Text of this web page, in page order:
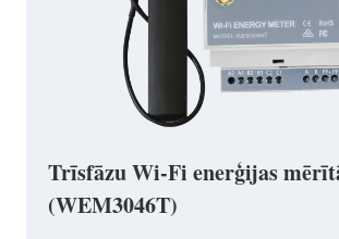
Trīsfāzu Wi-Fi enerģijas
(WEM3046T)